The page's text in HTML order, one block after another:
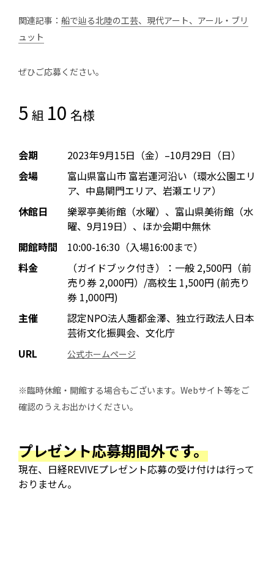
関連記事： 船で辿る北陸の工芸、現代アート、アール・ブリ
ュット
ぜひご応募ください。
5 組 10 名様
会期
2023年9月15日（金）–10月29日（日）
会場
富山県富山市 富岩運河沿い（環水公園エリ
ア、中島閘門エリア、岩瀬エリア）
休館日
樂翠亭美術館（水曜）、富山県美術館（水
曜、9月19日）、ほか会期中無休
開館時間
10:00-16:30（入場16:00まで）
料金
（ガイドブック付き）：一般 2,500円（前
売り券 2,000円）/高校生 1,500円 (前売り
券 1,000円)
主催
認定NPO法人趣都金澤、独立行政法人日本
芸術文化振興会、文化庁
URL
公式ホームページ
※臨時休館・開館する場合もございます。Webサイト等をご
確認のうえお出かけください。
プレゼント応募期間外です。
現在、日経REVIVEプレゼント応募の受け付けは行って
おりません。